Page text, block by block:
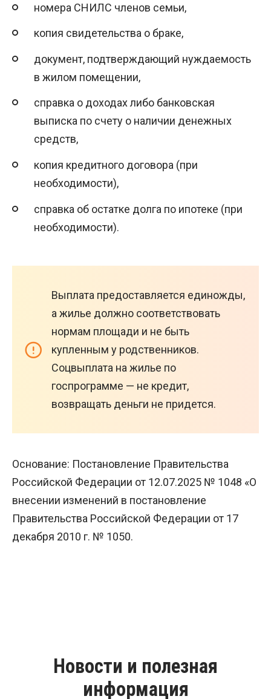
номера СНИЛС членов семьи,
копия свидетельства о браке,
документ, подтверждающий нуждаемость
в жилом помещении,
справка о доходах либо банковская
выписка по счету о наличии денежных
средств,
копия кредитного договора (при
необходимости),
справка об остатке долга по ипотеке (при
необходимости).
Выплата предоставляется единожды,
а жилье должно соответствовать
нормам площади и не быть
купленным у родственников.
Соцвыплата на жилье по
госпрограмме — не кредит,
возвращать деньги не придется.
Основание: Постановление Правительства
Российской Федерации от 12.07.2025 № 1048 «О
внесении изменений в постановление
Правительства Российской Федерации от 17
декабря 2010 г. № 1050.
Новости и полезная
информация